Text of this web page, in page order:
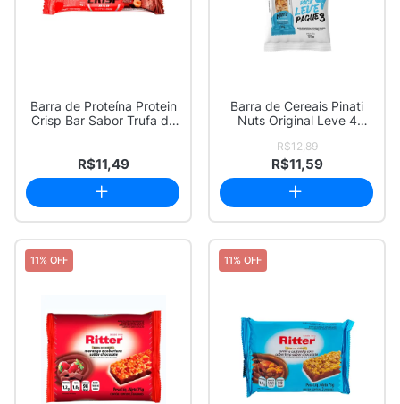
Barra de Proteína Protein
Crisp Bar Sabor Trufa de
R$11,49
Barra de Cereais Pinati
Nuts Original Leve 4
R$12,89
R$11,59
11% OFF 11% OFF